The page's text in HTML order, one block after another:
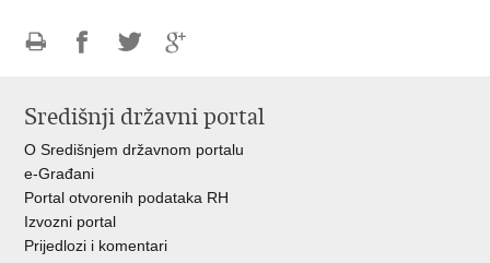
FacebookuTwitteruGoogle
Središnji državni portal
O Središnjem državnom portalu
e-Građani
Portal otvorenih podataka RH
Izvozni portal
Prijedlozi i komentari